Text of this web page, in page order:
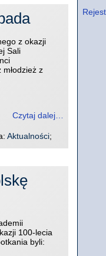
z okazji
Sali
z
Czytaj dalej…
Aktualności;
100-lecia
byli: